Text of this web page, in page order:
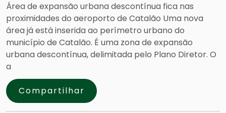
Área de expansão urbana descontínua fica nas
proximidades do aeroporto de Catalão Uma nova
área já está inserida ao perímetro urbano do
município de Catalão. É uma zona de expansão
urbana descontínua, delimitada pelo Plano Diretor. O
a
Compartilhar